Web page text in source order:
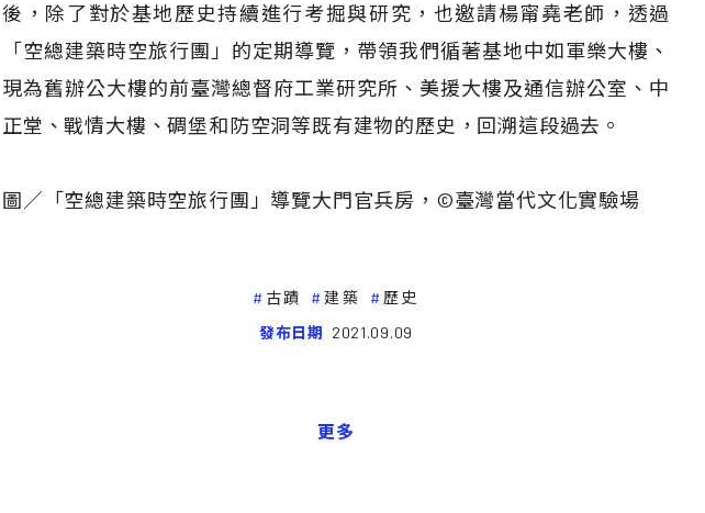
後，除了對於基地歷史持續進行考掘與研究，也邀請楊甯堯老師，透過
「空總建築時空旅行團」的定期導覽，帶領我們循著基地中如軍樂大樓、
現為舊辦公大樓的前臺灣總督府工業研究所、美援大樓及通信辦公室、中
正堂、戰情大樓、碉堡和防空洞等既有建物的歷史，回溯這段過去。
圖／「空總建築時空旅行團」導覽大門官兵房，©臺灣當代文化實驗場
古蹟 建築
歷史
發布日期 2021.09.09
更多